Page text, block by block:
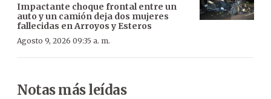
Impactante choque frontal entre un
auto y un camión deja dos mujeres
fallecidas en Arroyos y Esteros
Agosto 9, 2026 09:35 a. m.
Notas más leídas